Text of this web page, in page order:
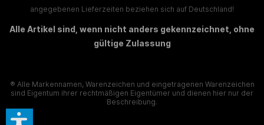
angegebenen Lieferzeiten beziehen sich auf Deutschland!
Alle Artikel sind, wenn nicht anders gekennzeichnet, ohne
gültige Zulassung
® Alle Markennamen, Warenzeichen und eingetragenen Warenzeichen
sind Eigentum ihrer rechtmäßigen Eigentümer und dienen hier nur der
Beschreibung.